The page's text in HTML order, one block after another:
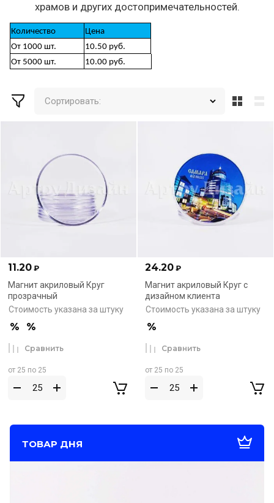
ТОВАР ДНЯ
храмов и других достопримечательностей.
Количество
Цена
От 1000 шт.
10.50 руб.
От 5000 шт.
10.00 руб.
Сортировать:
11.20 ₽
Магнит акриловый Круг
прозрачный
Стоимость указана за штуку
от 25 по 25
Сравнить
24.20 ₽
Магнит акриловый Круг с
дизайном клиента
Стоимость указана за штуку
от 25 по 25
Сравнить